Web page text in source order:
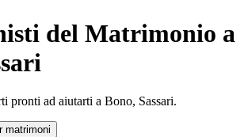
del Matrimonio a
pronti ad aiutarti a Bono, Sassari.
matrimoni